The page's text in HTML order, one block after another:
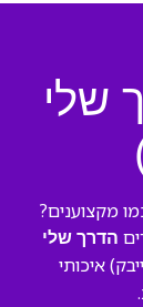
שלי
מקצוענים?
הדרך שלי
איכותי